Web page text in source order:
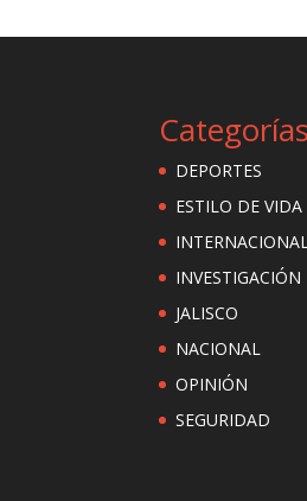
Categorías
DEPORTES
ESTILO DE VIDA
INVESTIGACIÓN
JALISCO
NACIONAL
OPINIÓN
SEGURIDAD